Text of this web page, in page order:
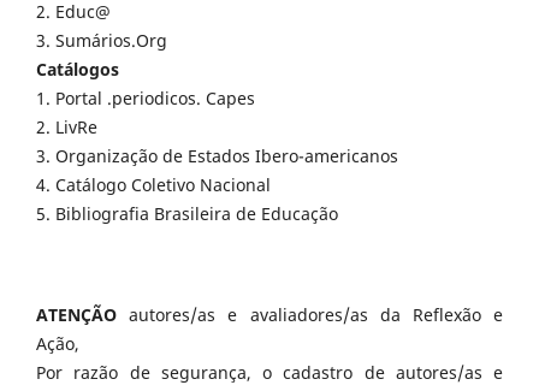
2. Educ@
3. Sumários.Org
Catálogos
1. Portal .periodicos. Capes
2. LivRe
3. Organização de Estados Ibero-americanos
4. Catálogo Coletivo Nacional
5. Bibliografia Brasileira de Educação
ATENÇÃO autores/as e avaliadores/as da Reflexão e
Ação,
Por razão de segurança, o cadastro de autores/as e